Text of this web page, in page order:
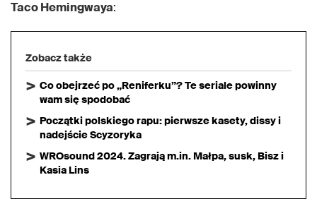
Taco Hemingwaya:
Zobacz także
Co obejrzeć po „Reniferku”? Te seriale powinny
wam się spodobać
Początki polskiego rapu: pierwsze kasety, dissy i
nadejście Scyzoryka
WROsound 2024. Zagrają m.in. Małpa, susk, Bisz i
Kasia Lins